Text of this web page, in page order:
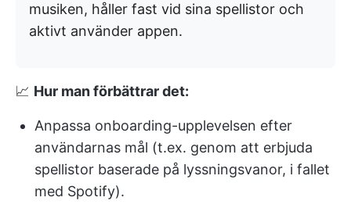
musiken, håller fast vid sina spellistor och
aktivt använder appen.
📈 Hur man förbättrar det:
Anpassa onboarding-upplevelsen efter
användarnas mål (t.ex. genom att erbjuda
spellistor baserade på lyssningsvanor, i fallet
med Spotify).